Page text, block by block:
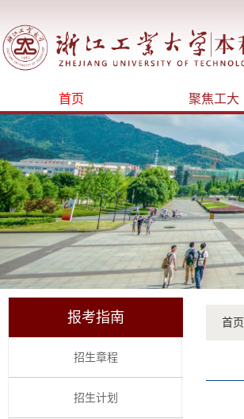
首页 聚焦工大
报考指南
招生章程
招生计划
首页